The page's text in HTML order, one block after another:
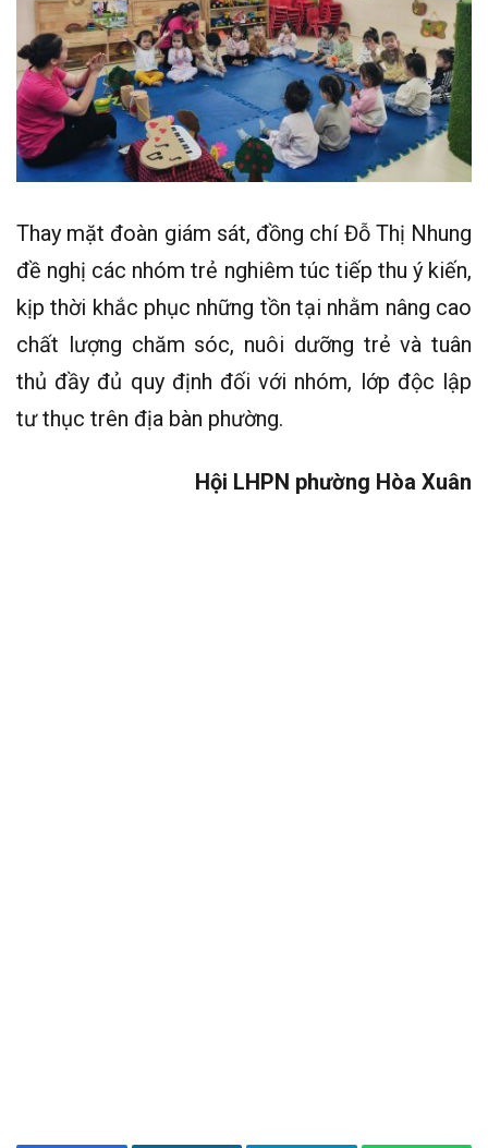
Thay mặt đoàn giám sát, đồng chí Đỗ Thị Nhung
đề nghị các nhóm trẻ nghiêm túc tiếp thu ý kiến,
kịp thời khắc phục những tồn tại nhằm nâng cao
chất lượng chăm sóc, nuôi dưỡng trẻ và tuân
thủ đầy đủ quy định đối với nhóm, lớp độc lập
tư thục trên địa bàn phường.
Hội LHPN phường Hòa Xuân